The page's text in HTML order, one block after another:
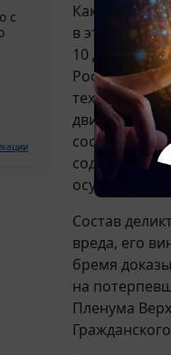
с
Как следует
в этом
10 декабря
Российской
движения,
содержании
Состав
вреда, его
бремя
на
Пленума